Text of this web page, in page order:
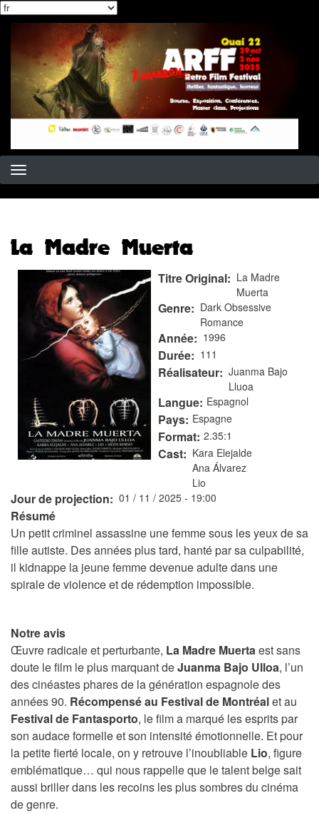
au
contenu
principal
Select
your
La Madre Muerta
Titre Original
La Madre
Muerta
Genre
Dark Obsessive
Romance
Année 1996
Durée 111
Réalisateur
Juanma Bajo
Lluoa
Langue Espagnol
Pays Espagne
Format 2.35:1
Cast
Kara Elejalde
Ana Álvarez
Lio
Jour de projection 01 / 11 / 2025 - 19:00
Résumé
Un petit criminel assassine une femme sous les yeux de sa
fille autiste. Des années plus tard, hanté par sa culpabilité,
il kidnappe la jeune femme devenue adulte dans une
spirale de violence et de rédemption impossible.
Notre avis
Œuvre radicale et perturbante, La Madre Muerta est sans
doute le film le plus marquant deJuanma Bajo Ulloa, l’un
des cinéastes phares de la génération espagnole des
années 90. Récompensé au Festival de Montréalet au
Festival de Fantasporto, le film a marqué les esprits par
son audace formelle et son intensité émotionnelle. Et pour
la petite fierté locale, on y retrouve l’inoubliable Lio, figure
emblématique… qui nous rappelle que le talent belge sait
aussi briller dans les recoins les plus sombres du cinéma
de genre.